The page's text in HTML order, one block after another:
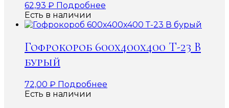
62,93 ₽ Подробнее
Есть в наличии
Гофрокороб 600x400x400 Т-23 В
бурый
72,00 ₽ Подробнее
Есть в наличии